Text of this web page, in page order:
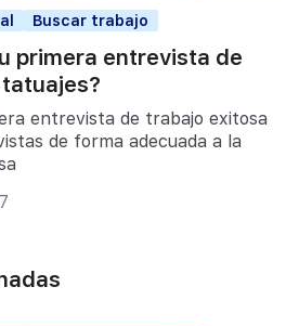
Buscar trabajo
primera entrevista de
entrevista de trabajo exitosa
de forma adecuada a la